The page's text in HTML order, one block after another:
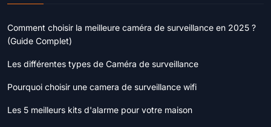
Comment choisir la meilleure caméra de surveillance en 2025 ?
(Guide Complet)
Les différentes types de Caméra de surveillance
Pourquoi choisir une camera de surveillance wifi
Les 5 meilleurs kits d'alarme pour votre maison